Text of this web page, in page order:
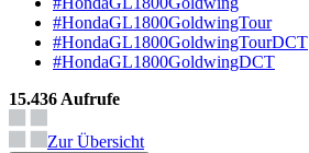
#HondaGL1800GoldwingTour
#HondaGL1800GoldwingTourDCT
#HondaGL1800GoldwingDCT
15.436 Aufrufe
Zur Übersicht